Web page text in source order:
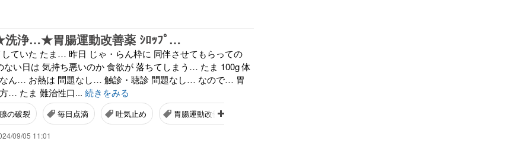
浄…★胃腸運動改善薬 ｼﾛｯﾌﾟ…
ていた たま… 昨日 じゃ・らん枠に 同伴させてもらっての
い日は 気持ち悪いのか 食欲が 落ちてしまう… たま 100g 体
ん… お熱は 問題なし… 触診・聴診 問題なし… なので… 胃
… たま 難治性口... 続きをみる
の破裂 毎日点滴 吐気止め 胃腸運動改善薬
09/05 11:01